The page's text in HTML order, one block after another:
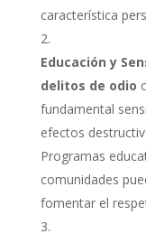
característica
Educación y
delitos de odio
fundamental
efectos
Programas
comunidades
fomentar el